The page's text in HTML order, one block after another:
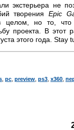
экстерьера не
творенияEpic
в целом, но то,
проекта. В этот
этого года. Stay
pc preview ps3 x360